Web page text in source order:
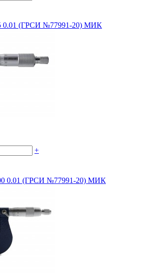
0.01 (ГРСИ №77991-20) МИК
+
0.01 (ГРСИ №77991-20) МИК